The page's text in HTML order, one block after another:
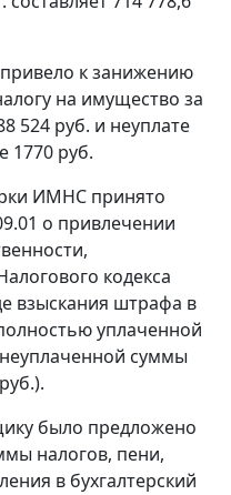
к занижению
на имущество за
524 руб. и неуплате
1770 руб.
ИМНС принято
о привлечении
кодекса
взыскания штрафа в
уплаченной
суммы
было предложено
налогов, пени,
в бухгалтерский